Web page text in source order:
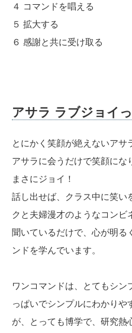
４ コマンドを唱える
５ 拡大する
６ 感謝と共に受け取る
アサラ ラブジョイ
とにかく笑顔が絶えないアサ
アサラに会うだけで笑顔にな
まさにジョイ！
話し出せば、クラス中に笑い
クと夫婦漫才のようなコンビ
聞いているだけで、心が明る
ンドを学んでいます。
ワンコマンドは、とてもシン
っぱいでシンプルにわかりや
が、とっても博学で、研究熱